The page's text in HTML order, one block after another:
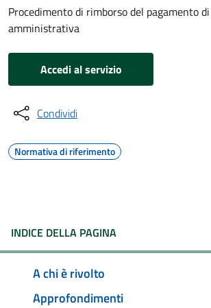
Procedimento di rimborso del pagamento
amministrativa
Accedi al servizio
Condividi
Normativa di riferimento
INDICE DELLA PAGINA
A chi è rivolto
Approfondimenti